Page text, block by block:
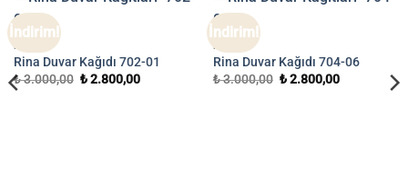
İndirim!
RINA
Rina Duvar Kağıdı 702-01
₺3.000,00 Orijinal
₺2.800,00Şu
İndirim!
RINA
Rina Duvar Kağıdı 704-06
₺3.000,00 Orijinal
₺2.800,00Şu